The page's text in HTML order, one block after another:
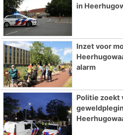
in
Inzet voor
alarm
Politie zoekt